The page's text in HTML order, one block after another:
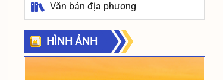
Văn bản địa phương
HÌNH ẢNH